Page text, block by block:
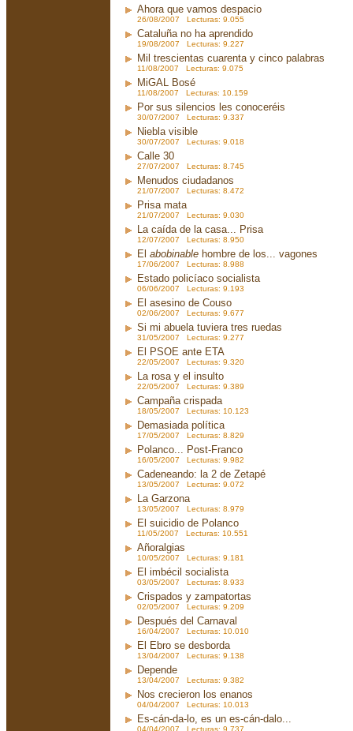
Ahora que vamos despacio
26/08/2007 Lecturas: 9.055
Cataluña no ha aprendido
19/08/2007 Lecturas: 9.227
Mil trescientas cuarenta y cinco palabras
11/08/2007 Lecturas: 9.075
MiGAL Bosé
11/08/2007 Lecturas: 10.159
Por sus silencios les conoceréis
30/07/2007 Lecturas: 9.337
Niebla visible
30/07/2007 Lecturas: 9.018
Calle 30
27/07/2007 Lecturas: 8.745
Menudos ciudadanos
21/07/2007 Lecturas: 8.472
Prisa mata
21/07/2007 Lecturas: 9.030
La caída de la casa... Prisa
12/07/2007 Lecturas: 8.950
El abobinable hombre de los... vagones
17/06/2007 Lecturas: 8.988
Estado policíaco socialista
06/06/2007 Lecturas: 9.193
El asesino de Couso
02/06/2007 Lecturas: 9.677
Si mi abuela tuviera tres ruedas
31/05/2007 Lecturas: 9.277
El PSOE ante ETA
22/05/2007 Lecturas: 9.320
La rosa y el insulto
22/05/2007 Lecturas: 9.389
Campaña crispada
18/05/2007 Lecturas: 10.123
Demasiada política
17/05/2007 Lecturas: 8.829
Polanco... Post-Franco
16/05/2007 Lecturas: 9.982
Cadeneando: la 2 de Zetapé
13/05/2007 Lecturas: 9.072
La Garzona
13/05/2007 Lecturas: 8.979
El suicidio de Polanco
11/05/2007 Lecturas: 10.551
Añoralgias
10/05/2007 Lecturas: 9.181
El imbécil socialista
03/05/2007 Lecturas: 8.933
Crispados y zampatortas
02/05/2007 Lecturas: 9.209
Después del Carnaval
16/04/2007 Lecturas: 10.010
El Ebro se desborda
13/04/2007 Lecturas: 9.138
Depende
13/04/2007 Lecturas: 9.382
Nos crecieron los enanos
04/04/2007 Lecturas: 10.013
Es-cán-da-lo, es un es-cán-dalo...
04/04/2007 Lecturas: 9.737